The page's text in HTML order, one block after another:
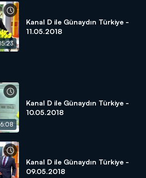
Kanal D ile Günaydın Türkiye -
11.05.2018
Kanal D ile Günaydın Türkiye -
10.05.2018
Kanal D ile Günaydın Türkiye -
09.05.2018